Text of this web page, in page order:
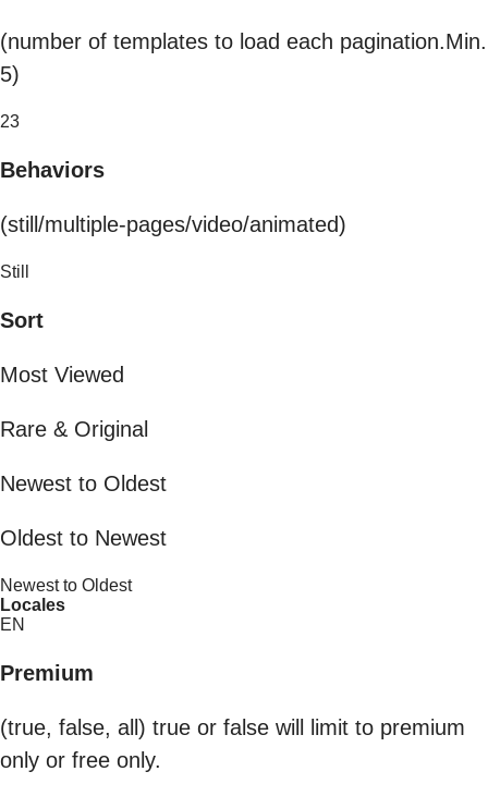
(number of templates to load each pagination.Min.
5)
23
Behaviors
(still/multiple-pages/video/animated)
Still
Sort
Most Viewed
Rare & Original
Newest to Oldest
Oldest to Newest
Newest to Oldest
Locales
EN
Premium
(true, false, all) true or false will limit to premium
only or free only.